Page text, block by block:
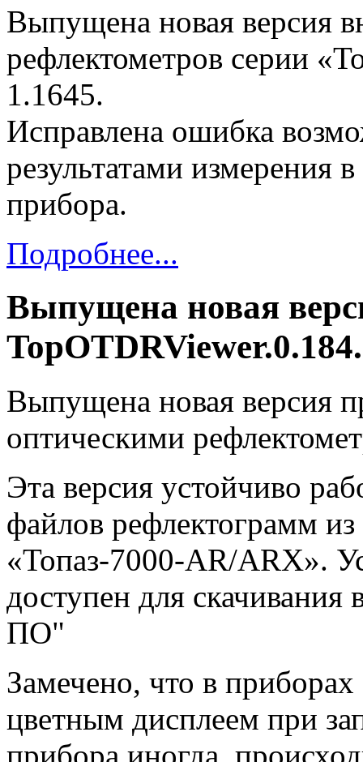
Выпущена новая версия
рефлектометров серии
1.1645.
Исправлена ошибка
результатами измерения
прибора.
Подробнее...
Выпущена новая
TopOTDRViewer.0.184.
Выпущена новая версия
оптическими
Эта версия устойчиво
файлов рефлектограмм
«Топаз-7000-AR/ARX».
доступен для
ПО"
Замечено, что в
цветным дисплеем при